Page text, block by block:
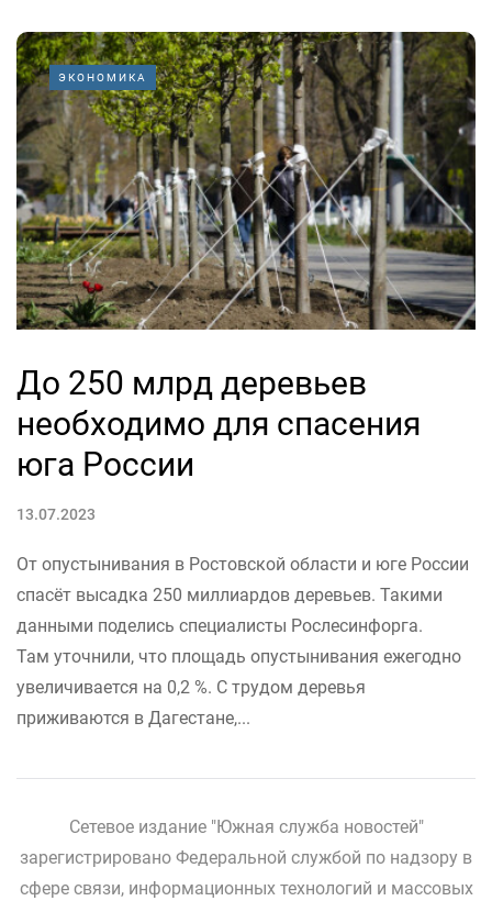
ЭКОНОМИКА
До 250 млрд деревьев
необходимо для спасения
юга России
13.07.2023
От опустынивания в Ростовской области и юге России
спасёт высадка 250 миллиардов деревьев. Такими
данными поделись специалисты Рослесинфорга.
Там уточнили, что площадь опустынивания ежегодно
увеличивается на 0,2 %. С трудом деревья
приживаются в Дагестане,...
Сетевое издание "Южная служба новостей"
зарегистрировано Федеральной службой по надзору в
сфере связи, информационных технологий и массовых